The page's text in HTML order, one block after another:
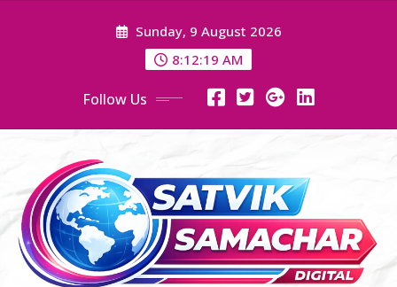
Sunday, 9 August 2026
8:12:20 AM
Follow Us